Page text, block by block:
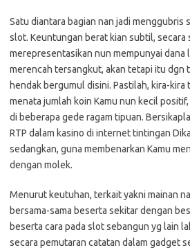
Satu diantara bagian nan jadi menggubris
slot. Keuntungan berat kian subtil, secara
merepresentasikan nun mempunyai dana
merencah tersangkut, akan tetapi itu dgn
hendak bergumul disini. Pastilah, kira-
menata jumlah koin Kamu nun kecil
di beberapa gede ragam tipuan.
RTP dalam kasino di internet tintingan
sedangkan, guna membenarkan Kamu
dengan molek.
Menurut keutuhan, terkait yakni mainan
bersama-sama beserta sekitar dengan
beserta cara pada slot sebangun yg lain
secara pemutaran catatan dalam gadget